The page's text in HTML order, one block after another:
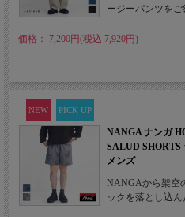
ージーパンツをご
価格： 7,200円(税込 7,920円)
NEW PICK UP
NANGA ナンガ
SALUD SHORTS
メンズ
NANGAから架空
ックを落とし込ん